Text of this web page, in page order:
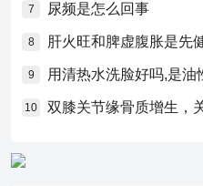
7 尿频是怎么回事
8 肝火旺和脾虚腹胀是先
9 用清热水洗脸好吗,是油
10 双膝关节缘骨质增生，